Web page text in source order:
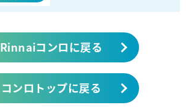
Rinnaiコンロに戻る
コンロトップに戻る